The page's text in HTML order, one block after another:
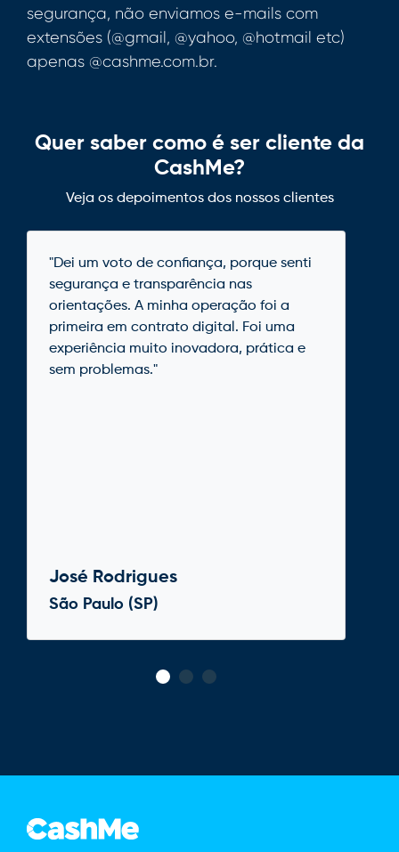
segurança, não enviamos e-mails com
extensões (@gmail, @yahoo, @hotmail etc)
apenas @cashme.com.br.
Quer saber como é ser cliente da
CashMe?
Veja os depoimentos dos nossos clientes
"Dei um voto de confiança, porque senti
segurança e transparência nas
orientações. A minha operação foi a
primeira em contrato digital. Foi uma
experiência muito inovadora, prática e
sem problemas."
José Rodrigues
São Paulo (SP)